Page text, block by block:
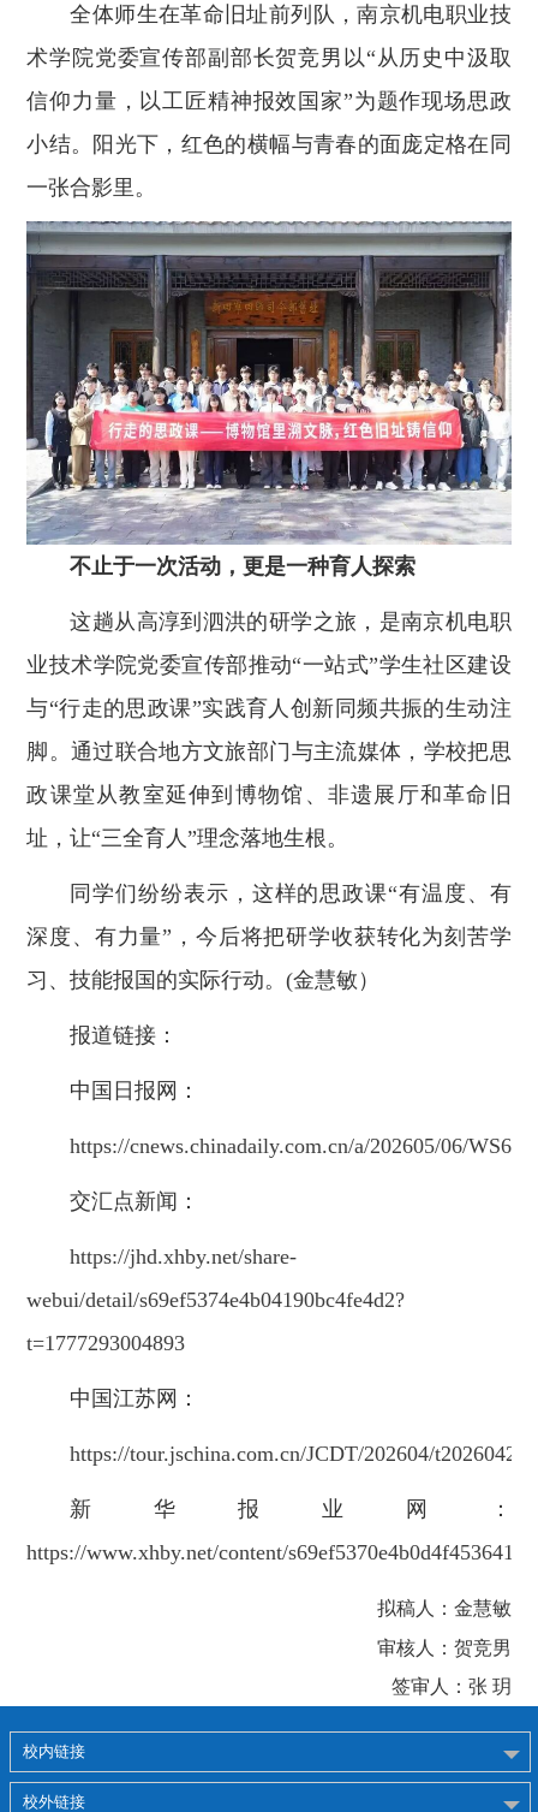
全体师生在革命旧址前列队，南京机电职业技
术学院党委宣传部副部长贺竞男以“从历史中汲取
信仰力量，以工匠精神报效国家”为题作现场思政
小结。阳光下，红色的横幅与青春的面庞定格在同
一张合影里。
不止于一次活动，更是一种育人探索
这趟从高淳到泗洪的研学之旅，是南京机电职
业技术学院党委宣传部推动“一站式”学生社区建设
与“行走的思政课”实践育人创新同频共振的生动注
脚。通过联合地方文旅部门与主流媒体，学校把思
政课堂从教室延伸到博物馆、非遗展厅和革命旧
址，让“三全育人”理念落地生根。
同学们纷纷表示，这样的思政课“有温度、有
深度、有力量”，今后将把研学收获转化为刻苦学
习、技能报国的实际行动。(金慧敏）
报道链接：
中国日报网：
https://cnews.chinadaily.com.cn/a/202605/06/
交汇点新闻：
https://jhd.xhby.net/share-
webui/detail/s69ef5374e4b04190bc4fe4d2?
t=1777293004893
中国江苏网：
https://tour.jschina.com.cn/JCDT/202604/
新华报业网：
https://www.xhby.net/content/
拟稿人：金慧敏
审核人：贺竞男
签审人：张 玥
校内链接
校外链接